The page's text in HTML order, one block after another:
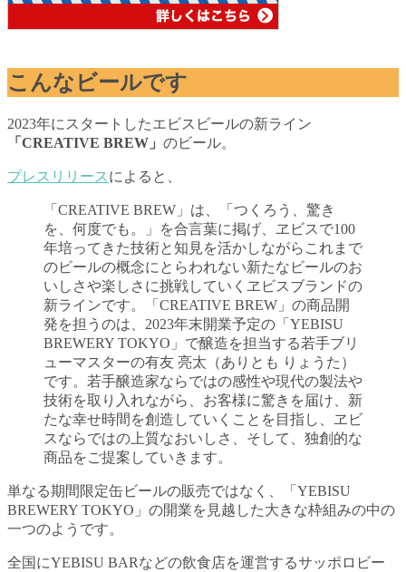
こんなビールです
2023年にスタートしたエビスビールの新ライン
「CREATIVE BREW」 のビール。
プレスリリース によると、
「CREATIVE BREW」は、「つくろう、驚き
を、何度でも。」を合言葉に掲げ、ヱビスで100
年培ってきた技術と知見を活かしながらこれまで
のビールの概念にとらわれない新たなビールのお
いしさや楽しさに挑戦していくヱビスブランドの
新ラインです。「CREATIVE BREW」の商品開
発を担うのは、2023年末開業予定の「YEBISU
BREWERY TOKYO」で醸造を担当する若手ブリ
ューマスターの有友 亮太（ありとも りょうた）
です。若手醸造家ならではの感性や現代の製法や
技術を取り入れながら、お客様に驚きを届け、新
たな幸せ時間を創造していくことを目指し、ヱビ
スならではの上質なおいしさ、そして、独創的な
商品をご提案していきます。
単なる期間限定缶ビールの販売ではなく、「YEBISU
BREWERY TOKYO」の開業を見越した大きな枠組みの中の
一つのようです。
全国にYEBISU BARなどの飲食店を運営するサッポロビー